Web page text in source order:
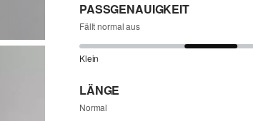
PASSGENAUIGKEIT
Fällt normal aus
Klein
LÄNGE
Normal